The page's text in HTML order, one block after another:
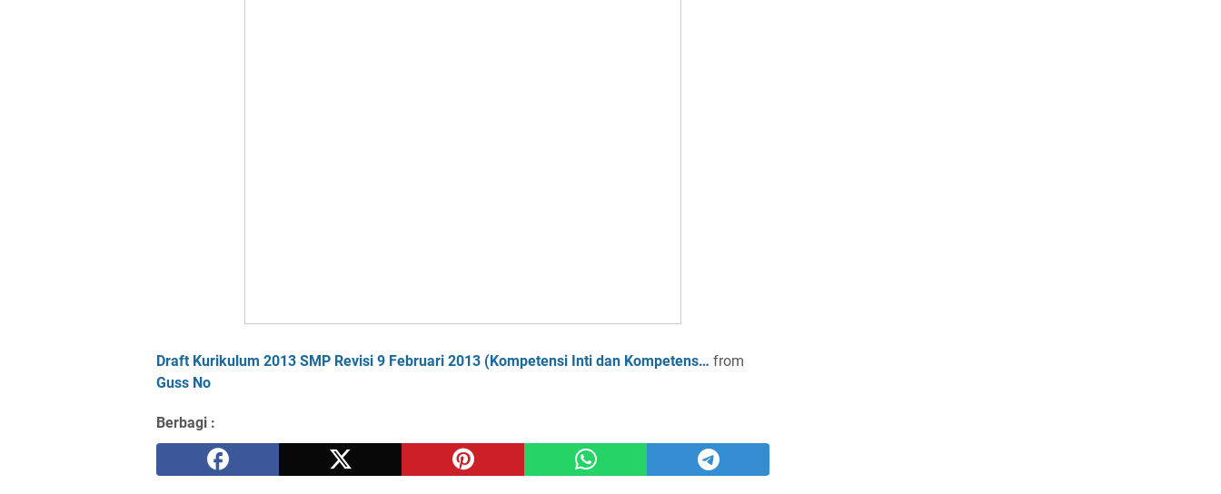
Draft Kurikulum 2013 SMP Revisi 9 Februari 2013 (Kompetensi Inti dan Kompetens… from
Guss No
Berbagi :